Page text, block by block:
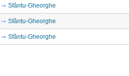
Sfântu-Gheorghe
Sfântu-Gheorghe
Sfântu-Gheorghe